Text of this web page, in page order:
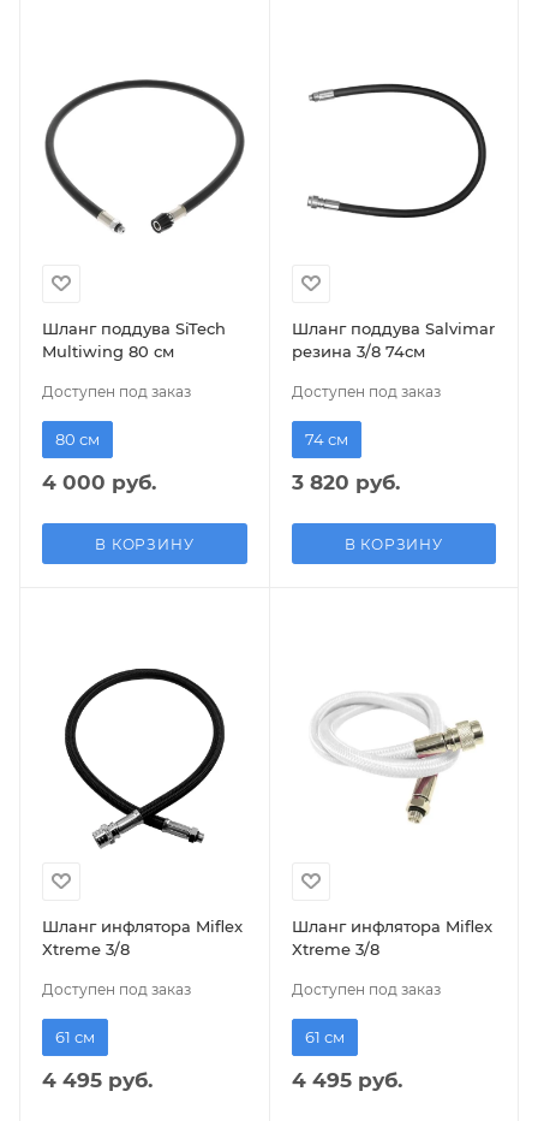
Шланг поддува SiTech
Multiwing 80 см
Доступен под заказ
80 см
4 000 руб.
В КОРЗИНУ
Шланг поддува Salvimar
резина 3/8 74см
Доступен под заказ
74 см
3 820 руб.
В КОРЗИНУ
Шланг инфлятора Miflex
Xtreme 3/8
Доступен под заказ
61 см
4 495 руб.
Шланг инфлятора Miflex
Xtreme 3/8
Доступен под заказ
61 см
4 495 руб.